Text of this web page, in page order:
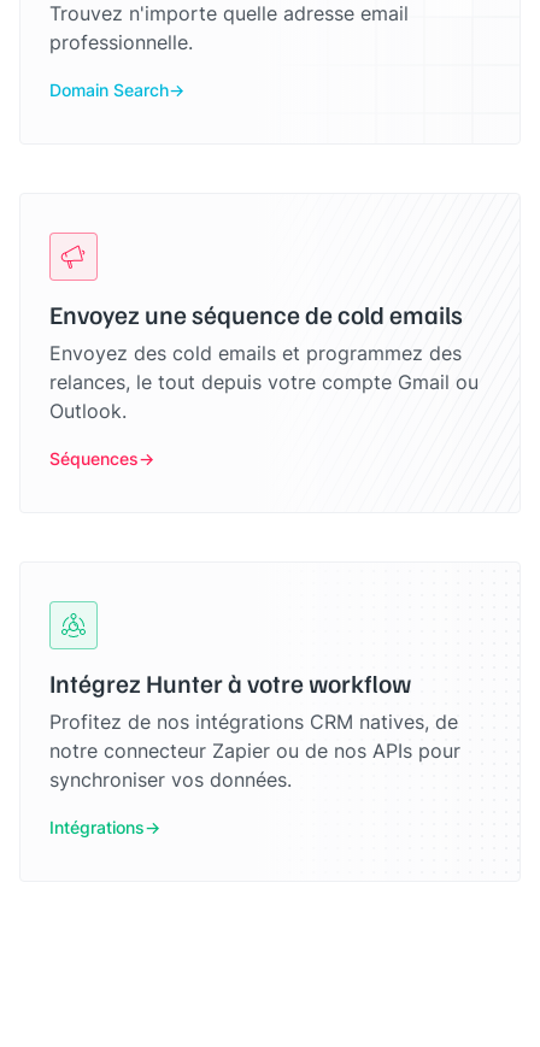
Trouvez n'importe quelle adresse email
professionnelle.
Domain Search
Envoyez une séquence de cold emails
Envoyez des cold emails et programmez des
relances, le tout depuis votre compte Gmail ou
Outlook.
Séquences
Intégrez Hunter à votre workflow
Profitez de nos intégrations CRM natives, de
notre connecteur Zapier ou de nos APIs pour
synchroniser vos données.
Intégrations